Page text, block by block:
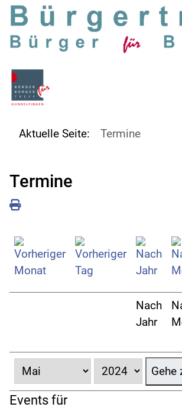
SKIP TO MAIN CONTENT
Aktuelle Seite: Termine
Termine
Nach
Jahr
Gehe
Events für